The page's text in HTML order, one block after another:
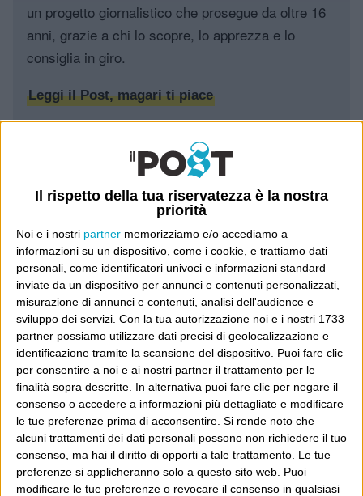
Il rispetto della tua riservatezza è la nostra
priorità
Noi e i nostri partner memorizziamo e/o accediamo a
informazioni su un dispositivo, come i cookie, e trattiamo dati
personali, come identificatori univoci e informazioni standard
inviate da un dispositivo per annunci e contenuti personalizzati,
misurazione di annunci e contenuti, analisi dell'audience e
sviluppo dei servizi. Con la tua autorizzazione noi e i nostri 1733
partner possiamo utilizzare dati precisi di geolocalizzazione e
identificazione tramite la scansione del dispositivo. Puoi fare clic
per consentire a noi e ai nostri partner il trattamento per le
finalità sopra descritte. In alternativa puoi fare clic per negare il
consenso o accedere a informazioni più dettagliate e modificare
le tue preferenze prima di acconsentire. Si rende noto che
alcuni trattamenti dei dati personali possono non richiedere il tuo
consenso, ma hai il diritto di opporti a tale trattamento. Le tue
preferenze si applicheranno solo a questo sito web. Puoi
modificare le tue preferenze o revocare il consenso in qualsiasi
un progetto giornalistico che prosegue da oltre 16
anni, grazie a chi lo scopre, lo apprezza e lo
consiglia in giro.
Leggi il Post, magari ti piace
Wittgenstein
POST PRECEDENTE
Sinatreide/2
POST SUCCESSIVO
“Abbiamo una televisione”
E per i regali di Natale